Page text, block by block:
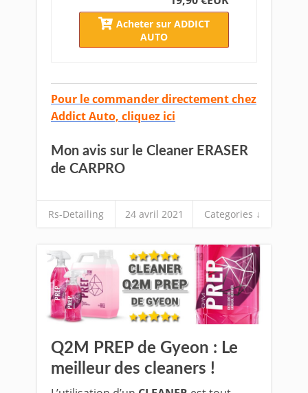
Acheter sur ADDICT
AUTO
Pour le commander directement chez
Addict Auto, cliquez ici
Mon avis sur le Cleaner ERASER
de CARPRO
Rs-Detailing 24 avril 2021 Categories ↓
Q2M PREP de Gyeon : Le
meilleur des cleaners !